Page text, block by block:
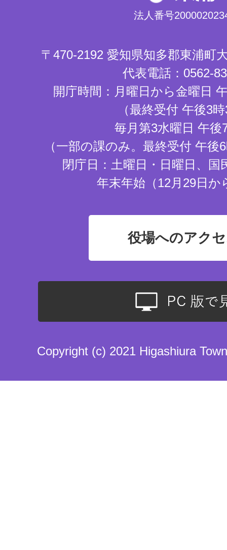
法人番号
〒470-2192 愛知県知多郡東浦町
代表電話：0562-
開庁時間：月曜日から金曜日
（最終受付 午後3
毎月第3水曜日 午後
（一部の課のみ。最終受付 午
閉庁日：土曜日・日曜日、国
年末年始（12月29日か
役場へのアク
Copyright (c) 2021 Higashiura